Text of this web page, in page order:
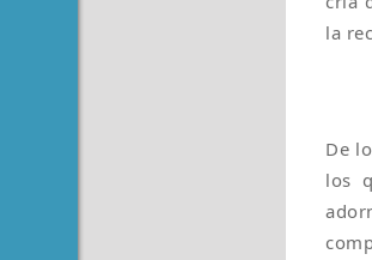
la
De
los